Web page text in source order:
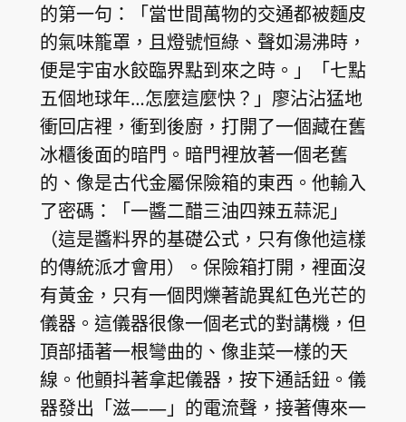
的第一句：「當世間萬物的交通都被麵皮
的氣味籠罩，且燈號恒綠、聲如湯沸時，
便是宇宙水餃臨界點到來之時。」「七點
五個地球年…怎麼這麼快？」廖沾沾猛地
衝回店裡，衝到後廚，打開了一個藏在舊
冰櫃後面的暗門。暗門裡放著一個老舊
的、像是古代金屬保險箱的東西。他輸入
了密碼：「一醬二醋三油四辣五蒜泥」
（這是醬料界的基礎公式，只有像他這樣
的傳統派才會用）。保險箱打開，裡面沒
有黃金，只有一個閃爍著詭異紅色光芒的
儀器。這儀器很像一個老式的對講機，但
頂部插著一根彎曲的、像韭菜一樣的天
線。他顫抖著拿起儀器，按下通話鈕。儀
器發出「滋——」的電流聲，接著傳來一